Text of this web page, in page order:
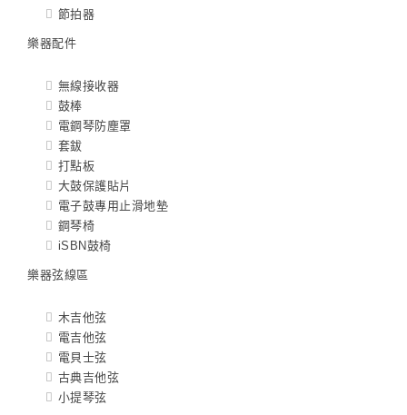
節拍器
樂器配件
無線接收器
鼓棒
電鋼琴防塵罩
套鈸
打點板
大鼓保護貼片
電子鼓專用止滑地墊
鋼琴椅
iSBN鼓椅
樂器弦線區
木吉他弦
電吉他弦
電貝士弦
古典吉他弦
小提琴弦